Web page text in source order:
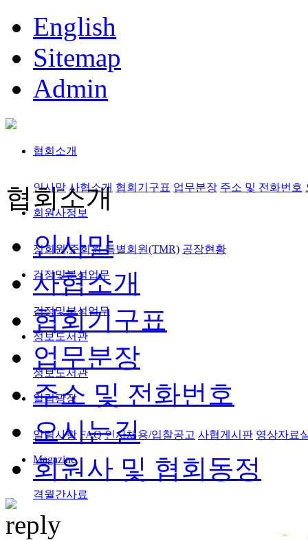
English
Sitemap
Admin
협회소개
인사말 사협소개 협회기구표 업무분장 주소 및 전화번호
회원사정보
정회원,준회원 특별회원(TMR) 공장현황
검정및분석업무
검정및분석업무
정보도서관
정보도서관
알림광장
알림사항 FAQ 인사채용/입찰공고 사협게시판 영상자료
Magazine
격월간사료
협회소개
인사말
사협소개
협회기구표
업무분장
주소 및 전화번호
오시는길
회원사 및 협회동정